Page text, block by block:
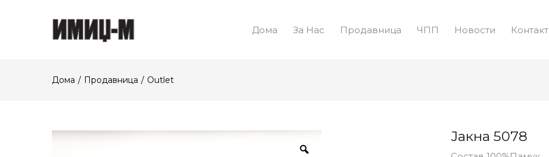
Дома За Нас Продавница ЧПП Новости Контакт
Дома Продавница Outlet
Јакна 5078